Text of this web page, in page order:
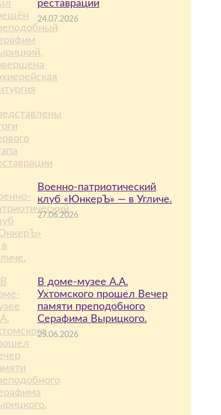
реставрации
24.07.2026
Военно-патриотический
клуб «ЮнкерЪ» — в Угличе.
27.06.2026
В доме-музее А.А.
Ухтомского прошел Вечер
памяти преподобного
Серафима Вырицкого.
25.06.2026